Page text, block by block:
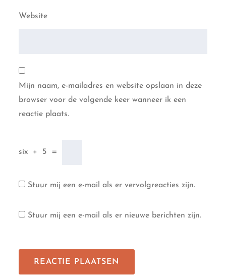
Website
Mijn naam, e-mailadres en website opslaan in deze
browser voor de volgende keer wanneer ik een
reactie plaats.
six + 5 =
Stuur mij een e-mail als er vervolgreacties zijn.
Stuur mij een e-mail als er nieuwe berichten zijn.